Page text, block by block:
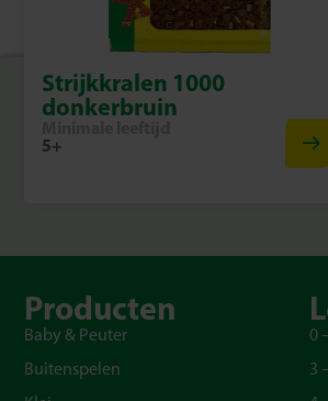
Strijkkralen 1000
donkerbruin
5+
Producten
Baby & Peuter
Buitenspelen
0
3